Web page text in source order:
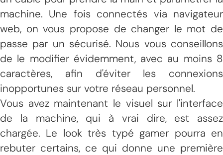
machine. Une fois connectés via navigateur
web, on vous propose de changer le mot de
passe par un sécurisé. Nous vous conseillons
de le modifier évidemment, avec au moins 8
caractères, afin d'éviter les connexions
inopportunes sur votre réseau personnel.
Vous avez maintenant le visuel sur l'interface
de la machine, qui à vrai dire, est assez
chargée. Le look très typé gamer pourra en
rebuter certains, ce qui donne une première